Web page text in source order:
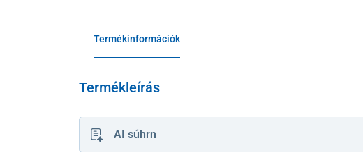
Termékinformációk
Termékleírás
AI súhrn